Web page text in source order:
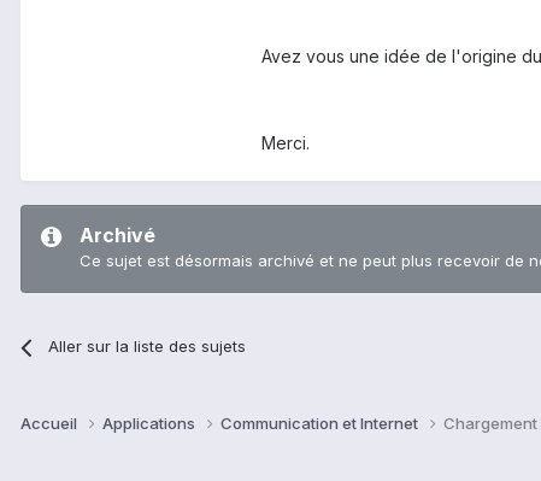
Avez vous une idée de l'origine
Merci.
Archivé
Ce sujet est désormais archivé et ne peut plus recevoir de
Aller sur la liste des sujets
Accueil Applications Communication et Internet Chargement